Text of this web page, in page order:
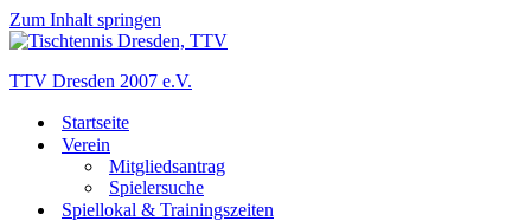
Zum Inhalt springen
TTV Dresden 2007 e.V.
Startseite
Verein
Mitgliedsantrag
Spielersuche
Spiellokal & Trainingszeiten